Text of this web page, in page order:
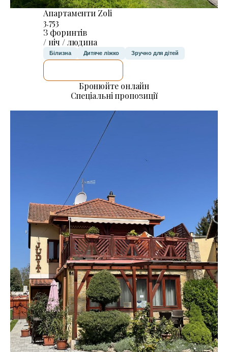
Апартаменти Zoli
3.753
З форинтів
/ ніч / людина
Білизна Дитяче ліжко Зручно для дітей
Бронюйте онлайн
Спеціальні пропозиції